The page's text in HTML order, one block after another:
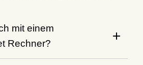
mit einem
Rechner?